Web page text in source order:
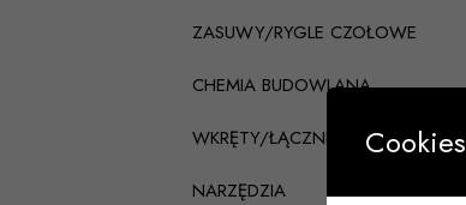
ZASUWY/RYGLE CZOŁOWE
CHEMIA BUDOWLANA
WKRĘTY/ŁĄCZNIKI CIESIELSKIE
NARZĘDZIA
Cookies